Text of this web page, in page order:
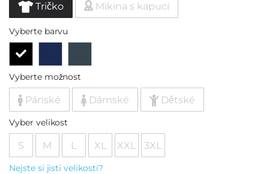
Tričko Mikina s kapucí
Vyberte barvu
Vyberte možnost
Pánské Dámské Dětské
Vyber velikost
S M L XL XXL 3XL
Nejste si jisti velikostí?